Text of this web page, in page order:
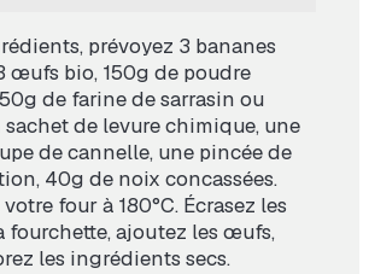
prévoyez 3 bananes
œufs bio, 150g de poudre
de farine de sarrasin ou
sachet de levure chimique, une
de cannelle, une pincée de
40g de noix concassées.
four à 180°C. Écrasez les
fourchette, ajoutez les œufs,
les ingrédients secs.